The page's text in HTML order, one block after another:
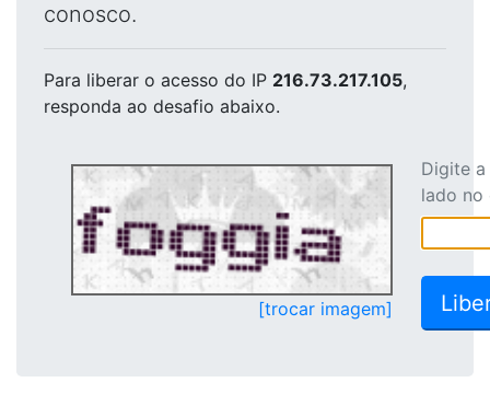
conosco.
Para liberar o acesso do IP 216.73.217.105,
responda ao desafio abaixo.
[trocar imagem]
Digite
lado no